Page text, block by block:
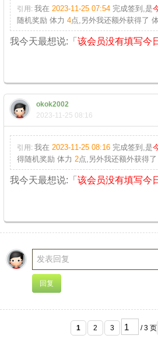
引用: 我在 2023-11-25 07:54 完成签到,是
随机奖励 体力 4点,另外我还额外获得了
我今天最想说:「 该会员没有填写今
okok2002
2023-11-25 08:16
引用: 我在 2023-11-25 08:16 完成签到,是
得随机奖励 体力 2点,另外我还额外获得了
我今天最想说:「 该会员没有填写今
1 2 3 / 3 页